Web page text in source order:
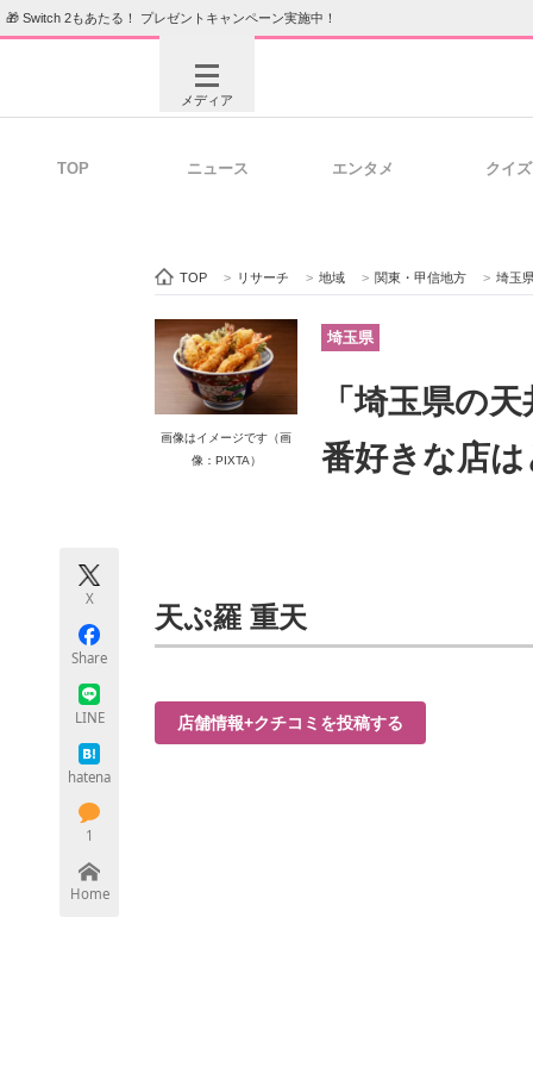
🎁 Switch 2もあたる！ プレゼントキャンペーン実施中！
メディア
ビジネスと働き方のヒント
ITエンジニア向け専門サイト 企業向け
TOP ニュース エンタメ クイズ
TOP > リサーチ > 地域 > 関東・甲信地方 > 埼玉
画像はイメージです（画
像：PIXTA）
埼玉県
「埼玉県の
番好きな店
X
Share
LINE
hatena
1
Home
天ぷ羅 重天
店舗情報+クチコミを投稿する